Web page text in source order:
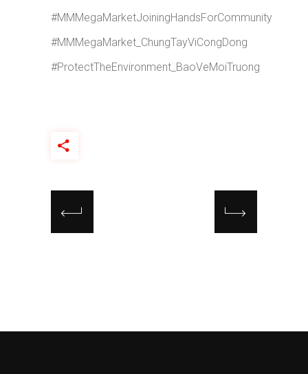
#MMMegaMarketJoiningHandsForCommunity
#MMMegaMarket_ChungTayViCongDong
#ProtectTheEnvironment_BaoVeMoiTruong